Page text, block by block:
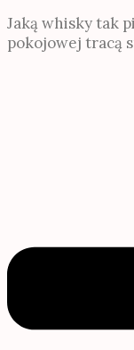
Jaką whisky tak
pokojowej tracą